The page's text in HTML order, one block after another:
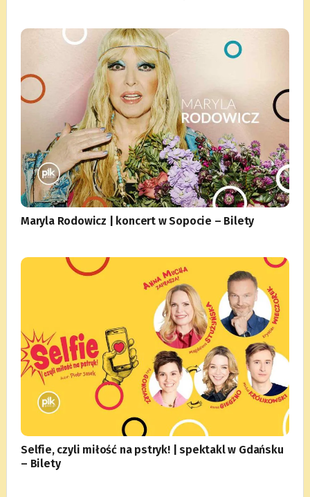
Maryla Rodowicz | koncert w Sopocie – Bilety
Selfie, czyli miłość na pstryk! | spektakl w Gdańsku
– Bilety